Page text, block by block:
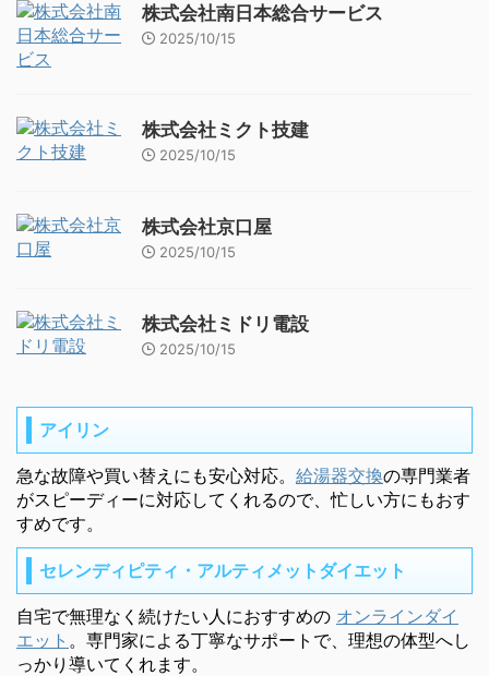
株式会社南日本総合サービス
2025/10/15
株式会社ミクト技建
2025/10/15
株式会社京口屋
2025/10/15
株式会社ミドリ電設
2025/10/15
アイリン
急な故障や買い替えにも安心対応。 給湯器交換の専門業者
がスピーディーに対応してくれるので、忙しい方にもおす
すめです。
セレンディピティ・アルティメットダイエット
自宅で無理なく続けたい人におすすめの オンラインダイ
エット 。専門家による丁寧なサポートで、理想の体型へし
っかり導いてくれます。